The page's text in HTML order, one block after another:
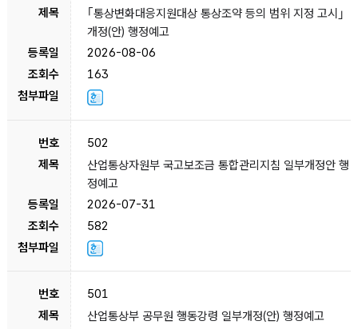
｢통상변화대응지원대상 통상조약 등의 범위 지정 고시｣
개정(안) 행정예고
2026-08-06
163
502
산업통상자원부 국고보조금 통합관리지침 일부개정안 행
정예고
2026-07-31
582
501
산업통상부 공무원 행동강령 일부개정(안) 행정예고